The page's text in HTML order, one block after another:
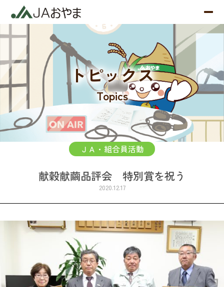
トピックス
Topics
ＪＡ・組合員活動
献穀献繭品評会 特別賞を祝う
2020.12.17